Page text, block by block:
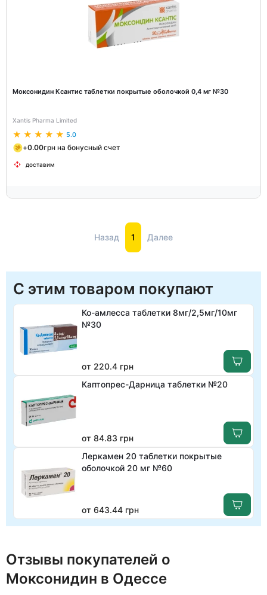
Моксонидин Ксантис таблетки покрытые оболочкой 0,4 мг №30
Xantis Pharma Limited
5.0
+0.00грн на бонусный счет
доставим
Назад 1 Далее
С этим товаром покупают
Ко-амлесса таблетки 8мг/2,5мг/10мг
№30
от 220.4 грн
Каптопрес-Дарница таблетки №20
от 84.83 грн
Леркамен 20 таблетки покрытые
оболочкой 20 мг №60
от 643.44 грн
Отзывы покупателей о
Моксонидин в Одессе